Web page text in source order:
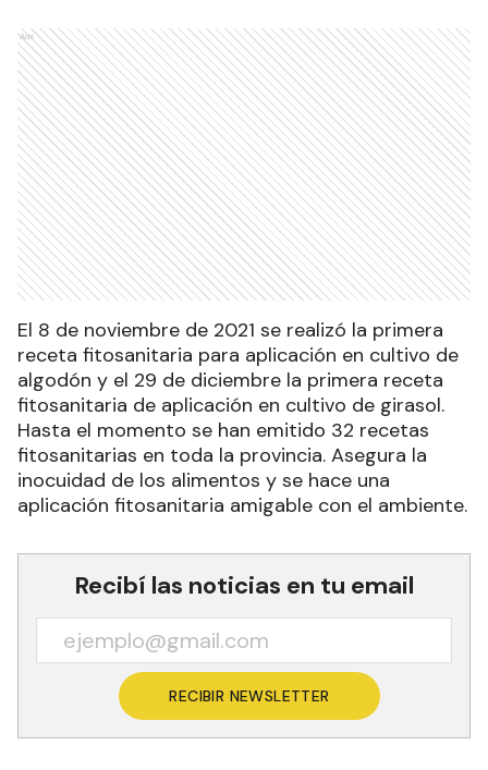
Ads
El 8 de noviembre de 2021 se realizó la primera
receta fitosanitaria para aplicación en cultivo de
algodón y el 29 de diciembre la primera receta
fitosanitaria de aplicación en cultivo de girasol.
Hasta el momento se han emitido 32 recetas
fitosanitarias en toda la provincia. Asegura la
inocuidad de los alimentos y se hace una
aplicación fitosanitaria amigable con el ambiente.
Recibí las noticias en tu email
RECIBIR NEWSLETTER